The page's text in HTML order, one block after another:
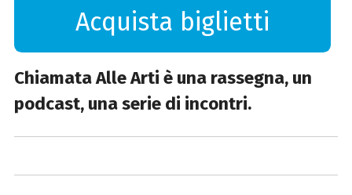
Acquista biglietti
Chiamata Alle Arti è una rassegna, un
podcast, una serie di incontri.